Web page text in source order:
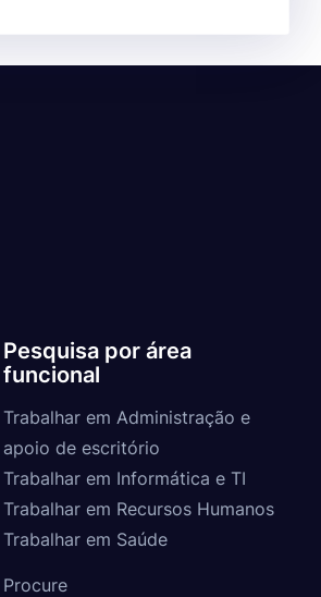
Pesquisa por área
funcional
Trabalhar em Administração e
apoio de escritório
Trabalhar em Informática e TI
Trabalhar em Recursos Humanos
Trabalhar em Saúde
Procure